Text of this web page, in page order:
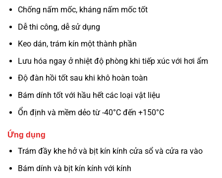
Chống nấm mốc, kháng nấm mốc tốt
Dễ thi công, dễ sử dụng
Keo dán, trám kín một thành phần
Lưu hóa ngay ở nhiệt độ phòng khi tiếp xúc với hơi ẩm
Độ đàn hồi tốt sau khi khô hoàn toàn
Bám dính tốt với hầu hết các loại vật liệu
Ổn định và mềm dẻo từ -40°C đến +150°C
Ứng dụng
Trám đầy khe hở và bịt kín kính cửa sổ và cửa ra vào
Bám dính và bịt kín kính với kính